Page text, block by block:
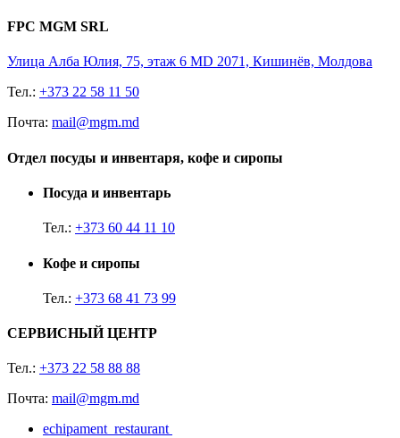
FPC MGM SRL
Улица Алба Юлия, 75, этаж 6 MD 2071, Кишинёв, Молдова
Тел.: +373 22 58 11 50
Почта: mail@mgm.md
Отдел посуды и инвентаря, кофе и сиропы
Посуда и инвентарь
Тел.: +373 60 44 11 10
Кофе и сиропы
Тел.: +373 68 41 73 99
СЕРВИСНЫЙ ЦЕНТР
Тел.: +373 22 58 88 88
Почта: mail@mgm.md
echipament_restaurant